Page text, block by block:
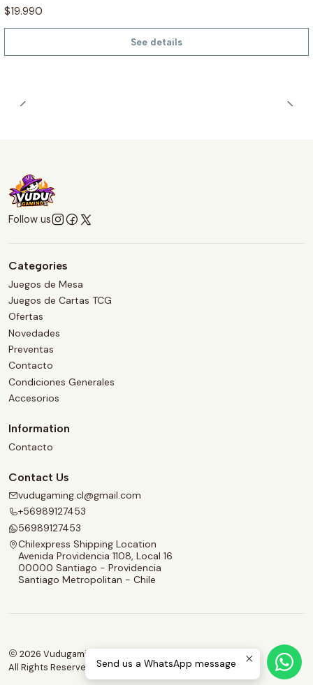
$19.990
See details
Follow us
Categories
Juegos de Mesa
Juegos de Cartas TCG
Ofertas
Novedades
Preventas
Contacto
Condiciones Generales
Accesorios
Information
Contacto
Contact Us
vudugaming.cl@gmail.com
+56989127453
56989127453
Chilexpress Shipping Location
Avenida Providencia 1108, Local 16
00000 Santiago - Providencia
Santiago Metropolitan - Chile
2026 Vudugaming.
All Rights Reserved.
Powered by Jumpseller.
Send us a WhatsApp message